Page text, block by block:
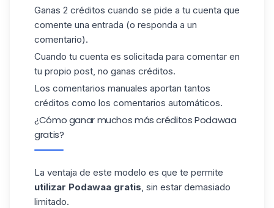
Ganas 2 créditos cuando se pide a tu cuenta que
comente una entrada (o responda a un
comentario).
Cuando tu cuenta es solicitada para comentar en
tu propio post, no ganas créditos.
Los comentarios manuales aportan tantos
créditos como los comentarios automáticos.
¿Cómo ganar muchos más créditos Podawaa
gratis?
La ventaja de este modelo es que te permite
utilizar Podawaa gratis , sin estar demasiado
limitado.